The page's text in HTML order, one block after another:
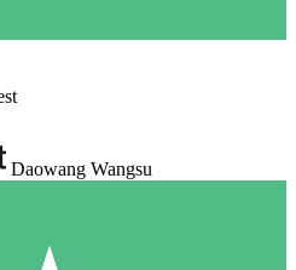
Daowang Wangsu